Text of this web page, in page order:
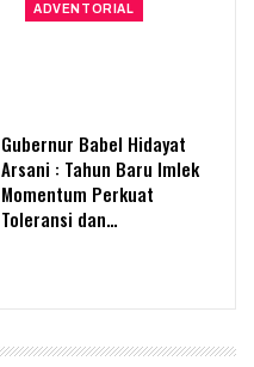
ADVENTORIAL
Gubernur Babel Hidayat
Arsani : Tahun Baru Imlek
Momentum Perkuat
Toleransi dan…